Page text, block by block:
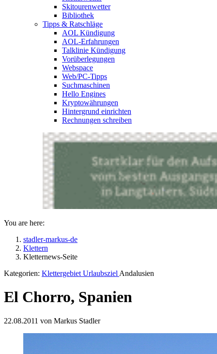
Skitourenwetter
Bibliothek
Tipps & Ratschläge
AOL Kündigung
AOL-Erfahrungen
Talklinie Kündigung
Vorüberlegungen
Webspace
Web/PC-Tipps
Suchmaschinen
Hello Engines
Kryptowährungen
Hintergrund einrichten
Rechnungen schreiben
You are here:
stadler-markus-de
Klettern
Kletternews-Seite
Kategorien: Klettergebiet Urlaubsziel Andalusien
El Chorro, Spanien
22.08.2011 von Markus Stadler